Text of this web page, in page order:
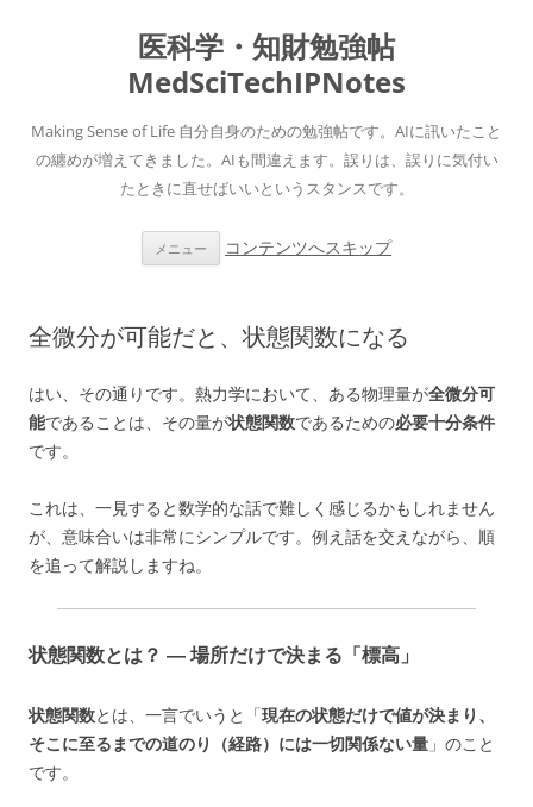
医科学・知財勉強帖
MedSciTechIPNotes
Making Sense of Life 自分自身のための勉強帖です。AIに訊いたこと
の纏めが増えてきました。AIも間違えます。誤りは、誤りに気付い
たときに直せばいいというスタンスです。
メニュー コンテンツへスキップ
全微分が可能だと、状態関数になる
はい、その通りです。熱力学において、ある物理量が全微分可
能であることは、その量が状態関数であるための必要十分条件
です。
これは、一見すると数学的な話で難しく感じるかもしれません
が、意味合いは非常にシンプルです。例え話を交えながら、順
を追って解説しますね。
状態関数とは？ ― 場所だけで決まる「標高」
状態関数とは、一言でいうと「現在の状態だけで値が決まり、
そこに至るまでの道のり（経路）には一切関係ない量 」のこと
です。